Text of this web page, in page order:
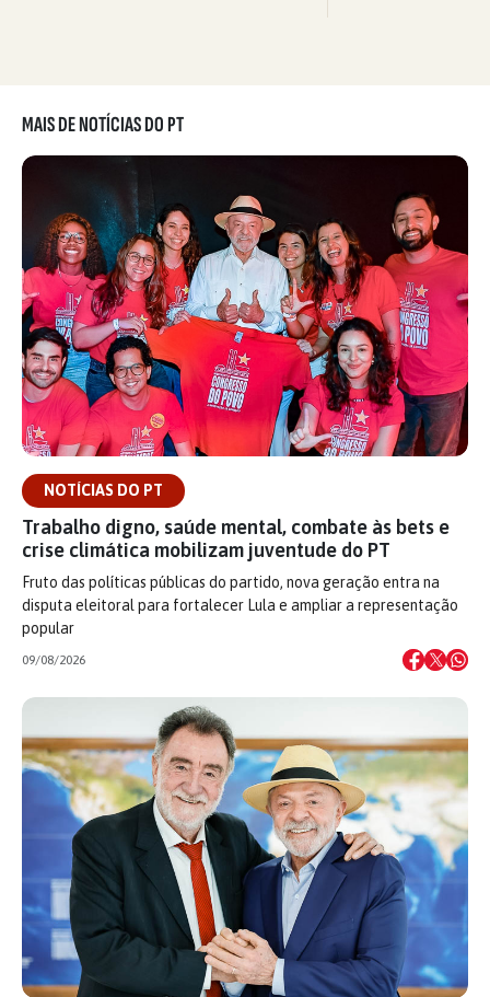
MAIS DE NOTÍCIAS DO PT
NOTÍCIAS DO PT
Trabalho digno, saúde mental, combate às bets e
crise climática mobilizam juventude do PT
Fruto das políticas públicas do partido, nova geração entra na
disputa eleitoral para fortalecer Lula e ampliar a representação
popular
09/08/2026